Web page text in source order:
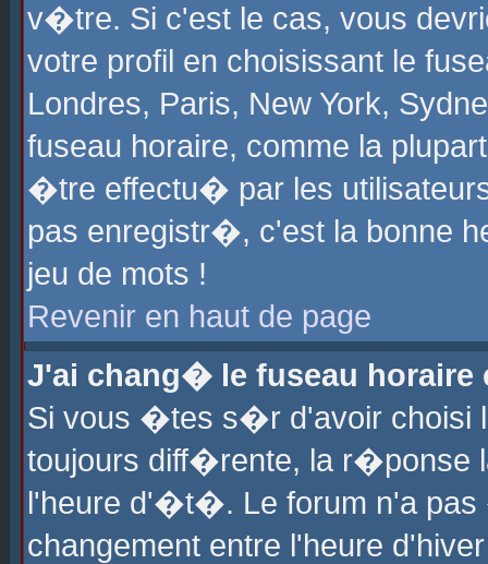
v�tre. Si c'est le cas, vous
votre profil en choisissant le
Londres, Paris, New York,
fuseau horaire, comme la
�tre effectu� par les
pas enregistr�, c'est la bonne
jeu de mots !
Revenir en haut de page
J'ai chang� le fuseau horaire
Si vous �tes s�r d'avoir choisi
toujours diff�rente, la r�ponse
l'heure d'�t�. Le forum n'a
changement entre l'heure